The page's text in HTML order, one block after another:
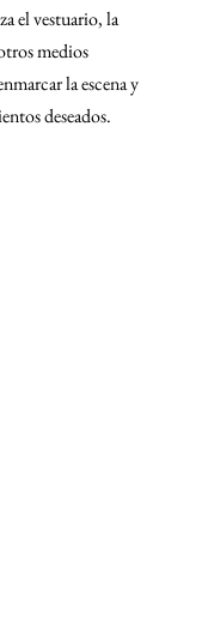
el vestuario, la
medios
la escena y
deseados.